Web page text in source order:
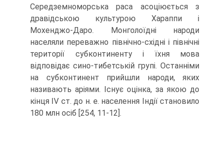
Середземноморська раса асо­ціюється з
дравідською культурою Хараппи і
Мохенджо-Даро. Монголоїдні народи
населяли переважно північно-східні і північні
території субконтиненту і їхня мова
відповідає сино-тибетській групі. Останніми
на субконтинент прийшли на­роди, яких
називають аріями. Існує оцінка, за якою до
кінця IV ст. до н. е. насе­лення Індії становило
180 млн осіб [254, 11-12].